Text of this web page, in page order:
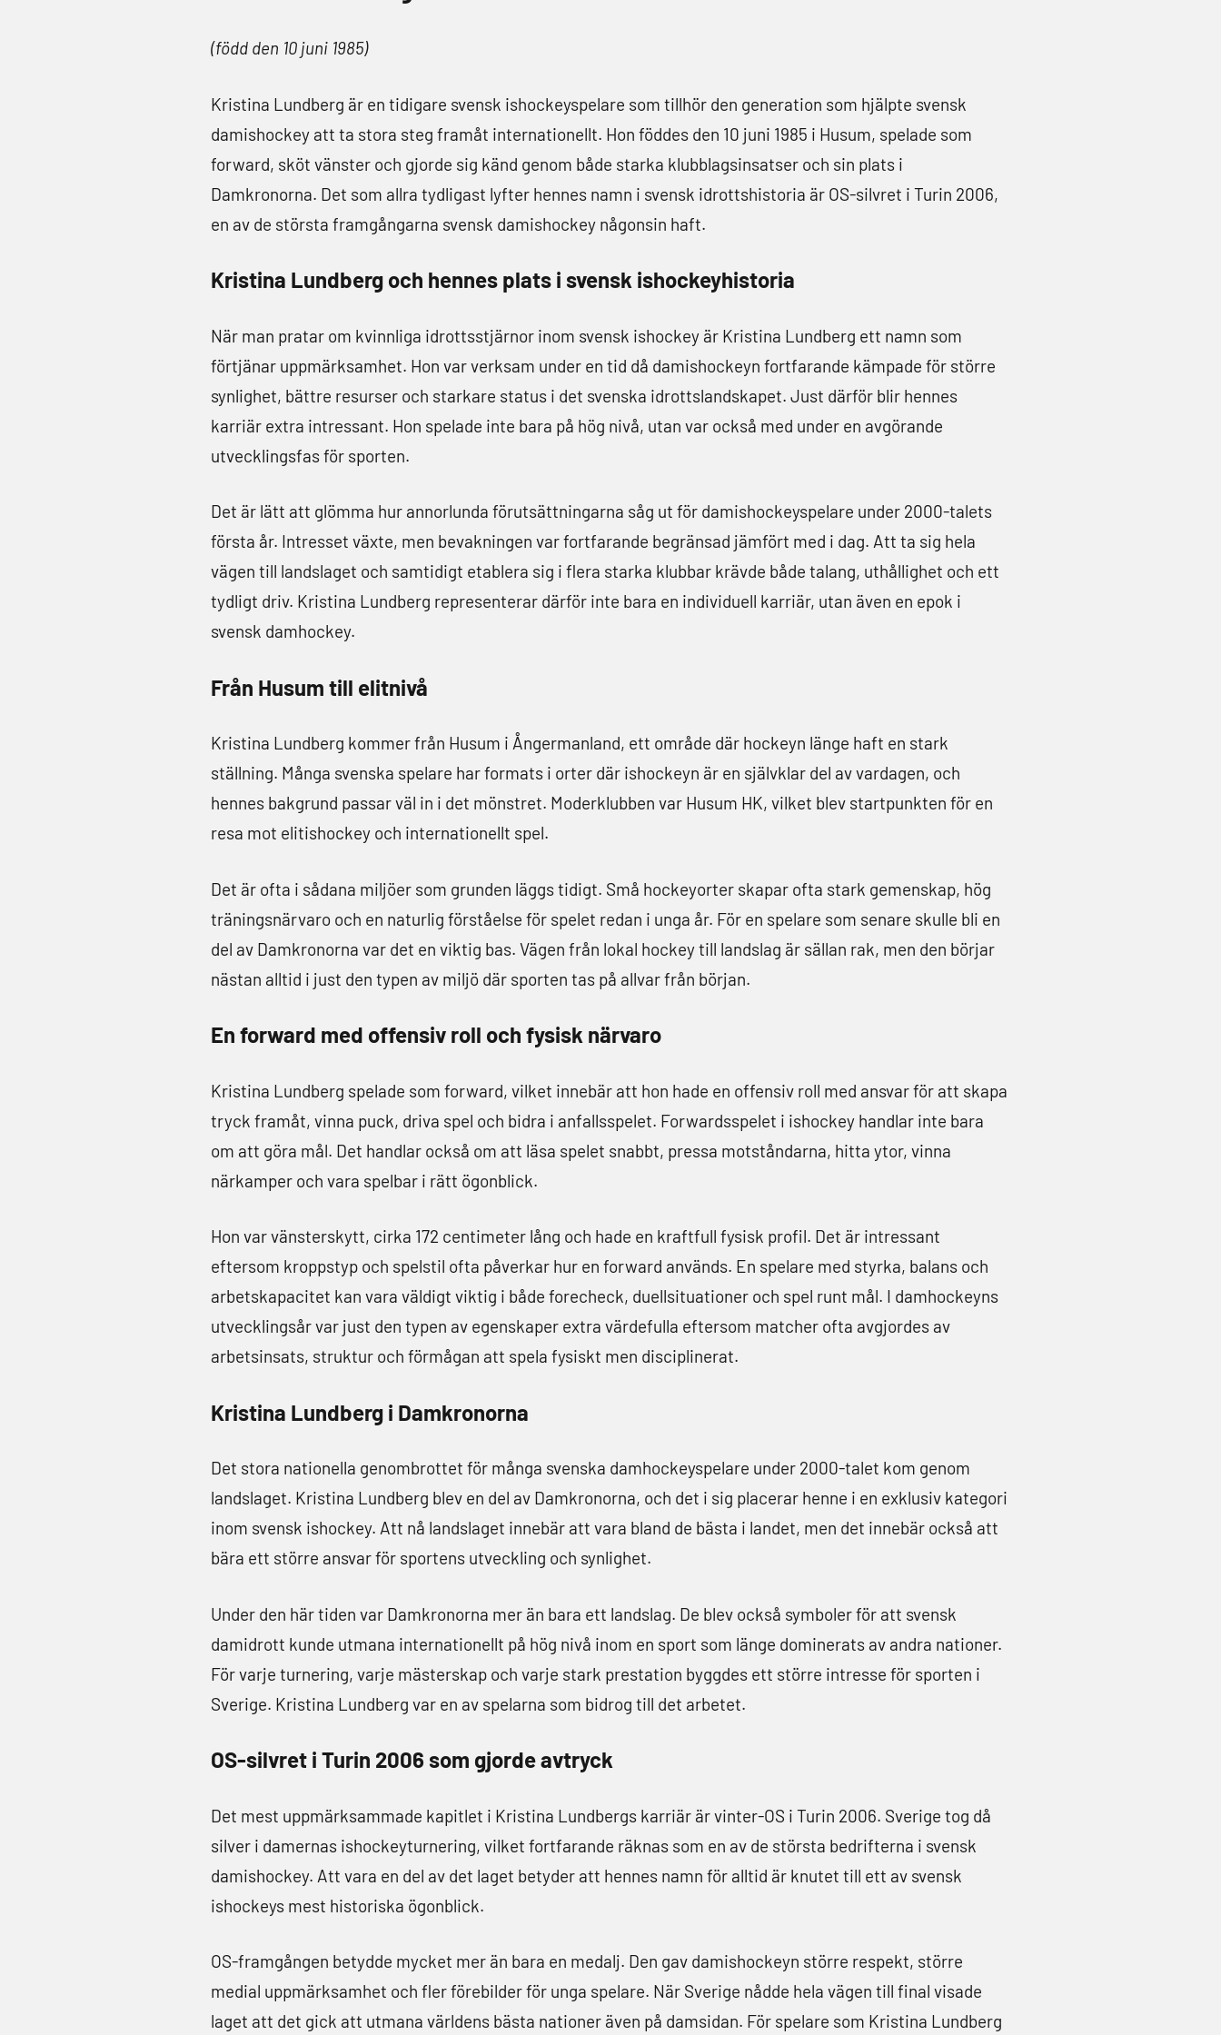
(född den 10 juni 1985)
Kristina Lundberg är en tidigare svensk ishockeyspelare som tillhör den generation som hjälpte svensk
damishockey att ta stora steg framåt internationellt. Hon föddes den 10 juni 1985 i Husum, spelade som
forward, sköt vänster och gjorde sig känd genom både starka klubblagsinsatser och sin plats i
Damkronorna. Det som allra tydligast lyfter hennes namn i svensk idrottshistoria är OS-silvret i Turin 2006,
en av de största framgångarna svensk damishockey någonsin haft.
Kristina Lundberg och hennes plats i svensk ishockeyhistoria
När man pratar om kvinnliga idrottsstjärnor inom svensk ishockey är Kristina Lundberg ett namn som
förtjänar uppmärksamhet. Hon var verksam under en tid då damishockeyn fortfarande kämpade för större
synlighet, bättre resurser och starkare status i det svenska idrottslandskapet. Just därför blir hennes
karriär extra intressant. Hon spelade inte bara på hög nivå, utan var också med under en avgörande
utvecklingsfas för sporten.
Det är lätt att glömma hur annorlunda förutsättningarna såg ut för damishockeyspelare under 2000-talets
första år. Intresset växte, men bevakningen var fortfarande begränsad jämfört med i dag. Att ta sig hela
vägen till landslaget och samtidigt etablera sig i flera starka klubbar krävde både talang, uthållighet och ett
tydligt driv. Kristina Lundberg representerar därför inte bara en individuell karriär, utan även en epok i
svensk damhockey.
Från Husum till elitnivå
Kristina Lundberg kommer från Husum i Ångermanland, ett område där hockeyn länge haft en stark
ställning. Många svenska spelare har formats i orter där ishockeyn är en självklar del av vardagen, och
hennes bakgrund passar väl in i det mönstret. Moderklubben var Husum HK, vilket blev startpunkten för en
resa mot elitishockey och internationellt spel.
Det är ofta i sådana miljöer som grunden läggs tidigt. Små hockeyorter skapar ofta stark gemenskap, hög
träningsnärvaro och en naturlig förståelse för spelet redan i unga år. För en spelare som senare skulle bli en
del av Damkronorna var det en viktig bas. Vägen från lokal hockey till landslag är sällan rak, men den börjar
nästan alltid i just den typen av miljö där sporten tas på allvar från början.
En forward med offensiv roll och fysisk närvaro
Kristina Lundberg spelade som forward, vilket innebär att hon hade en offensiv roll med ansvar för att skapa
tryck framåt, vinna puck, driva spel och bidra i anfallsspelet. Forwardsspelet i ishockey handlar inte bara
om att göra mål. Det handlar också om att läsa spelet snabbt, pressa motståndarna, hitta ytor, vinna
närkamper och vara spelbar i rätt ögonblick.
Hon var vänsterskytt, cirka 172 centimeter lång och hade en kraftfull fysisk profil. Det är intressant
eftersom kroppstyp och spelstil ofta påverkar hur en forward används. En spelare med styrka, balans och
arbetskapacitet kan vara väldigt viktig i både forecheck, duellsituationer och spel runt mål. I damhockeyns
utvecklingsår var just den typen av egenskaper extra värdefulla eftersom matcher ofta avgjordes av
arbetsinsats, struktur och förmågan att spela fysiskt men disciplinerat.
Kristina Lundberg i Damkronorna
Det stora nationella genombrottet för många svenska damhockeyspelare under 2000-talet kom genom
landslaget. Kristina Lundberg blev en del av Damkronorna, och det i sig placerar henne i en exklusiv kategori
inom svensk ishockey. Att nå landslaget innebär att vara bland de bästa i landet, men det innebär också att
bära ett större ansvar för sportens utveckling och synlighet.
Under den här tiden var Damkronorna mer än bara ett landslag. De blev också symboler för att svensk
damidrott kunde utmana internationellt på hög nivå inom en sport som länge dominerats av andra nationer.
För varje turnering, varje mästerskap och varje stark prestation byggdes ett större intresse för sporten i
Sverige. Kristina Lundberg var en av spelarna som bidrog till det arbetet.
OS-silvret i Turin 2006 som gjorde avtryck
Det mest uppmärksammade kapitlet i Kristina Lundbergs karriär är vinter-OS i Turin 2006. Sverige tog då
silver i damernas ishockeyturnering, vilket fortfarande räknas som en av de största bedrifterna i svensk
damishockey. Att vara en del av det laget betyder att hennes namn för alltid är knutet till ett av svensk
ishockeys mest historiska ögonblick.
OS-framgången betydde mycket mer än bara en medalj. Den gav damishockeyn större respekt, större
medial uppmärksamhet och fler förebilder för unga spelare. När Sverige nådde hela vägen till final visade
laget att det gick att utmana världens bästa nationer även på damsidan. För spelare som Kristina Lundberg